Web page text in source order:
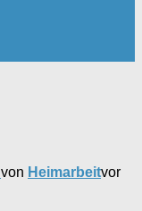
von Heimarbeitvor